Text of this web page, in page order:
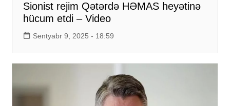
Sionist rejim Qətərdə HƏMAS heyətinə
hücum etdi – Video
Sentyabr 9, 2025 - 18:59